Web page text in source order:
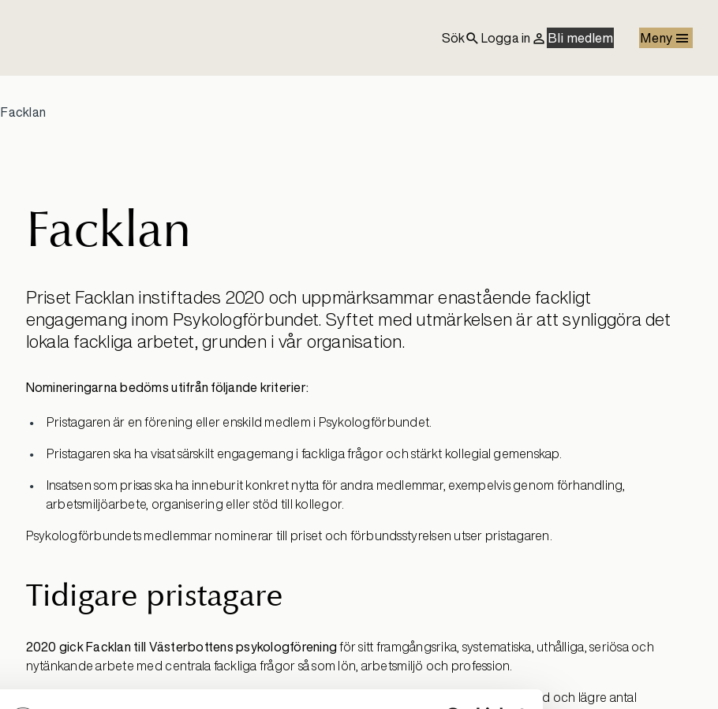
Sök
Logga in Bli medlem Meny
Facklan
Facklan
Priset Facklan instiftades 2020 och uppmärksammar enastående fackligt
engagemang inom Psykologförbundet. Syftet med utmärkelsen är att synliggöra det
lokala fackliga arbetet, grunden i vår organisation.
Nomineringarna bedöms utifrån följande kriterier:
Pristagaren är en förening eller enskild medlem i Psykologförbundet.
Pristagaren ska ha visat särskilt engagemang i fackliga frågor och stärkt kollegial gemenskap.
Insatsen som prisas ska ha inneburit konkret nytta för andra medlemmar, exempelvis genom förhandling,
arbetsmiljöarbete, organisering eller stöd till kollegor.
Psykologförbundets medlemmar nominerar till priset och förbundsstyrelsen utser pristagaren.
Tidigare pristagare
2020 gick Facklan till Västerbottens psykologförening för sitt framgångsrika, systematiska, uthålliga, seriösa och
nytänkande arbete med centrala fackliga frågor så som lön, arbetsmiljö och profession.
som trots glesbygd, långa avstånd och lägre antal